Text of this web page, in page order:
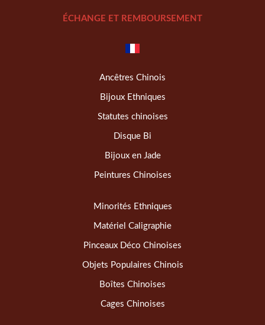
ÉCHANGE ET REMBOURSEMENT
Ancêtres Chinois
Bijoux Ethniques
Statutes chinoises
Disque Bi
Bijoux en Jade
Peintures Chinoises
Minorités Ethniques
Matériel Caligraphie
Pinceaux Déco Chinoises
Objets Populaires Chinois
Boîtes Chinoises
Cages Chinoises